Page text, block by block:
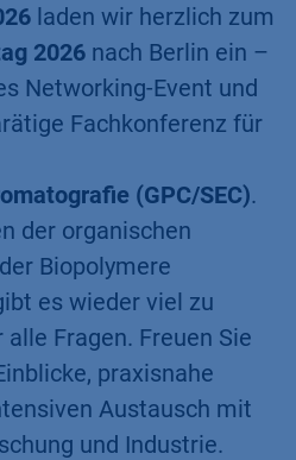
laden wir herzlich zum
2026 nach Berlin ein –
Networking-Event und
Fachkonferenz für
(GPC/SEC).
der organischen
Biopolymere
es wieder viel zu
Fragen. Freuen Sie
praxisnahe
Austausch mit
und Industrie.